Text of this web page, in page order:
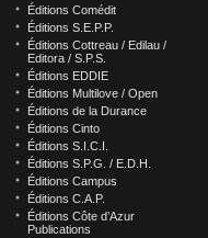
Éditions Comédit
Éditions S.E.P.P.
Éditions Cottreau / Edilau /
Editora / S.P.S.
Éditions EDDIE
Éditions Multilove / Open
Éditions de la Durance
Éditions Cinto
Éditions S.I.C.I.
Éditions S.P.G. / E.D.H.
Éditions Campus
Éditions C.A.P.
Éditions Côte d’Azur
Publications